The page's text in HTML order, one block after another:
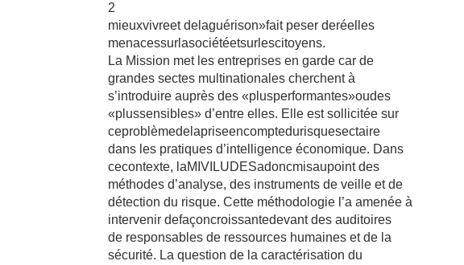
2
mieuxvivreet delaguérison»fait peser deréelles
menacessurlasociétéetsurlescitoyens.
La Mission met les entreprises en garde car de
grandes sectes multinationales cherchent à
s’introduire auprès des «plusperformantes»oudes
«plussensibles» d’entre elles. Elle est sollicitée sur
ceproblèmedelapriseencomptedurisquesectaire
dans les pratiques d’intelligence économique. Dans
cecontexte, laMIVILUDESadoncmisaupoint des
méthodes d’analyse, des instruments de veille et de
détection du risque. Cette méthodologie l’a amenée à
intervenir defaçoncroissantedevant des auditoires
de responsables de ressources humaines et de la
sécurité. La question de la caractérisation du